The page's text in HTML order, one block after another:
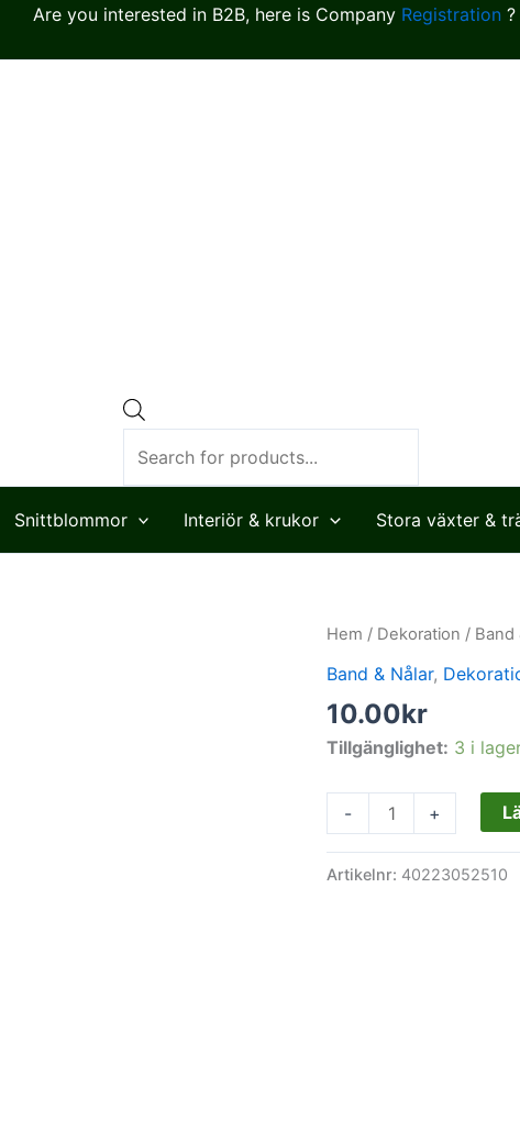
Are you interested in B2B, here is Company Registration?
Snittblommor Interiör & krukor Stora växter &
Hem / Dekoration / Band
Band & Nålar,
10.00kr
Tillgänglighet: 3 i
-
band,
mängd
+
Artikelnr: 40223052510